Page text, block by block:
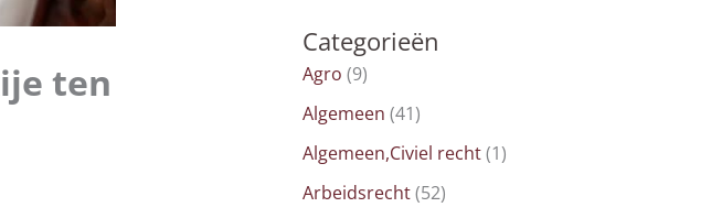
ten
Categorieën
Agro (9)
Algemeen (41)
Algemeen,Civiel recht(1)
Arbeidsrecht(52)